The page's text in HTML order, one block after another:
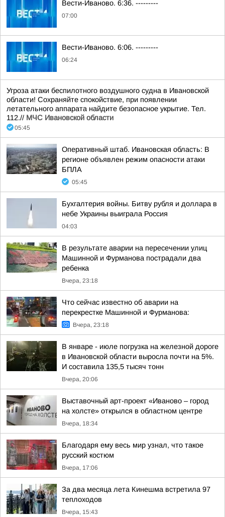
Вести-Иваново. 6:36. ---------
07:00
Вести-Иваново. 6:06. ---------
06:24
Угроза атаки беспилотного воздушного судна в Ивановской
области! Сохраняйте спокойствие, при появлении
летательного аппарата найдите безопасное укрытие. Тел.
112.// МЧС Ивановской области
05:45
Оперативный штаб. Ивановская область: В
регионе объявлен режим опасности атаки
БПЛА
05:45
Бухгалтерия войны. Битву рубля и доллара в
небе Украины выиграла Россия
04:03
В результате аварии на пересечении улиц
Машинной и Фурманова пострадали два
ребенка
Вчера, 23:18
Что сейчас известно об аварии на
перекрестке Машинной и Фурманова:
Вчера, 23:18
В январе - июле погрузка на железной дороге
в Ивановской области выросла почти на 5%.
И составила 135,5 тысяч тонн
Вчера, 20:06
Выставочный арт-проект «Иваново – город
на холсте» открылся в областном центре
Вчера, 18:34
Благодаря ему весь мир узнал, что такое
русский костюм
Вчера, 17:06
За два месяца лета Кинешма встретила 97
теплоходов
Вчера, 15:43